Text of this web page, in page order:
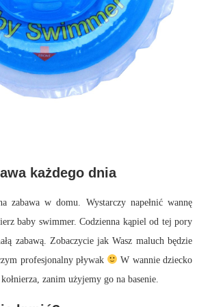
każdego dnia
zabawa w domu. Wystarczy napełnić wannę
baby swimmer. Codzienna kąpiel od tej pory
zabawą. Zobaczycie jak Wasz maluch będzie
profesjonalny pływak
W wannie dziecko
zanim użyjemy go na basenie.